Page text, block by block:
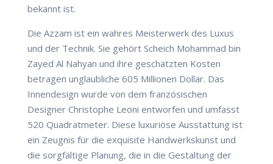
bekannt ist.
Die Azzam ist ein wahres Meisterwerk des Luxus
und der Technik. Sie gehört Scheich Mohammad bin
Zayed Al Nahyan und ihre geschätzten Kosten
betragen unglaubliche 605 Millionen Dollar. Das
Innendesign wurde von dem französischen
Designer Christophe Leoni entworfen und umfasst
520 Quadratmeter. Diese luxuriöse Ausstattung ist
ein Zeugnis für die exquisite Handwerkskunst und
die sorgfältige Planung, die in die Gestaltung der